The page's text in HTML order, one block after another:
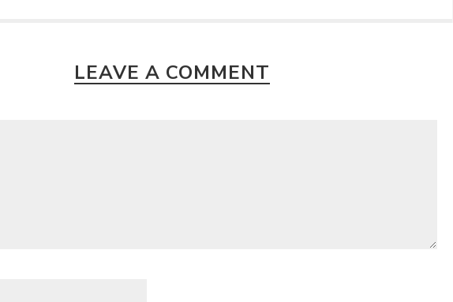
LEAVE A COMMENT